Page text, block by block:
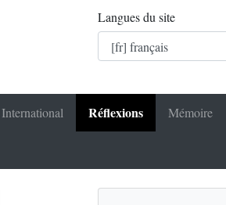
Langues du site
International Réflexions Mémoire